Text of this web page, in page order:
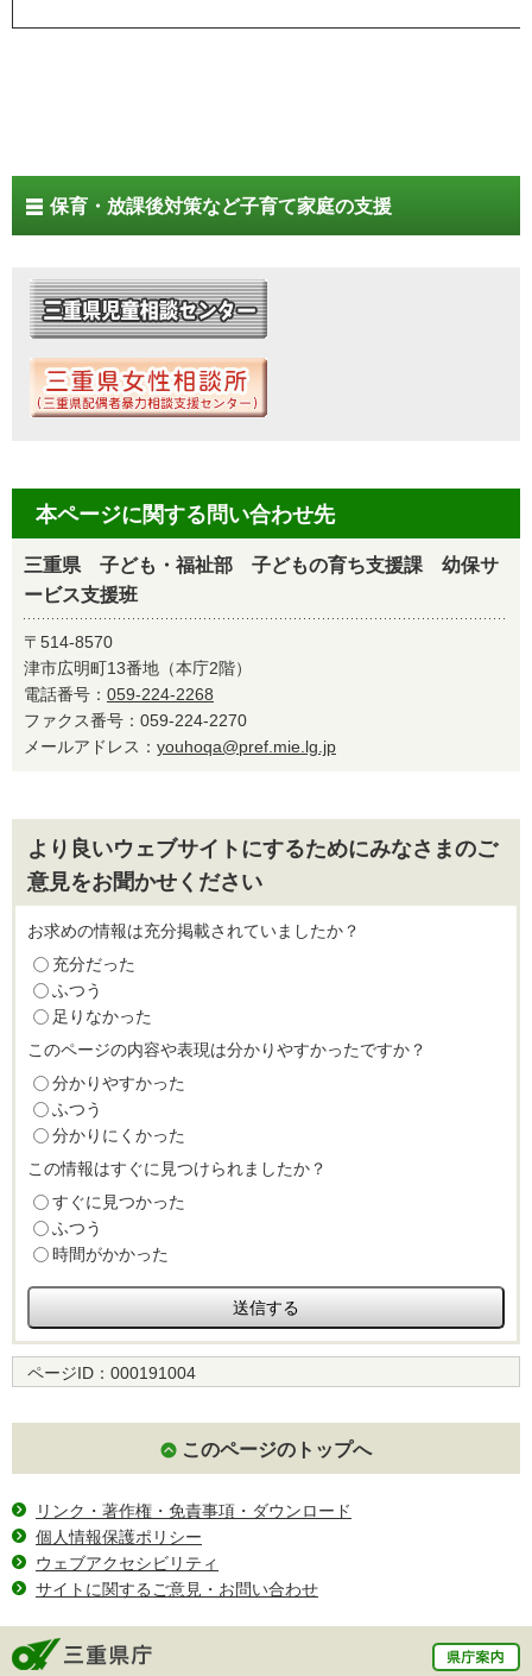
保育・放課後対策など子育て家庭の支援
本ページに関する問い合わせ先
三重県 子ども・福祉部 子どもの育ち支援課 幼保サ
ービス支援班
〒514-8570
津市広明町13番地（本庁2階）
電話番号： 059-224-2268
ファクス番号：059-224-2270
メールアドレス： youhoqa@pref.mie.lg.jp
より良いウェブサイトにするためにみなさまのご
意見をお聞かせください
お求めの情報は充分掲載されていましたか？
充分だった
ふつう
足りなかった
このページの内容や表現は分かりやすかったですか？
分かりやすかった
ふつう
分かりにくかった
この情報はすぐに見つけられましたか？
すぐに見つかった
ふつう
時間がかかった
ページID： 000191004
このページのトップへ
リンク・著作権・免責事項・ダウンロード
個人情報保護ポリシー
ウェブアクセシビリティ
サイトに関するご意見・お問い合わせ